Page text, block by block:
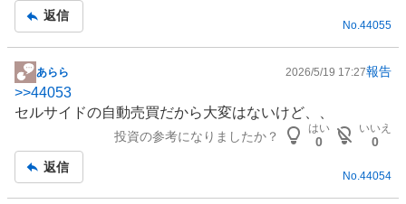
返信
No. 44055
掲
示
板
あらら 2026/5/19 17:27報告
>>44053
セルサイドの自動売買だから大変はないけど、、
投資の参考になりましたか？
はい
0
いいえ
0
返信
No.44054